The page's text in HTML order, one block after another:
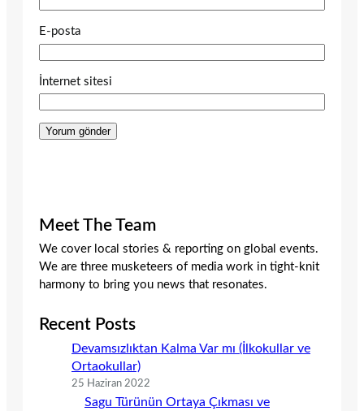
E-posta
İnternet sitesi
Meet The Team
We cover local stories & reporting on global events.
We are three musketeers of media work in tight-knit
harmony to bring you news that resonates.
Recent Posts
Devamsızlıktan Kalma Var mı (İlkokullar ve
Ortaokullar)
25 Haziran 2022
Sagu Türünün Ortaya Çıkması ve